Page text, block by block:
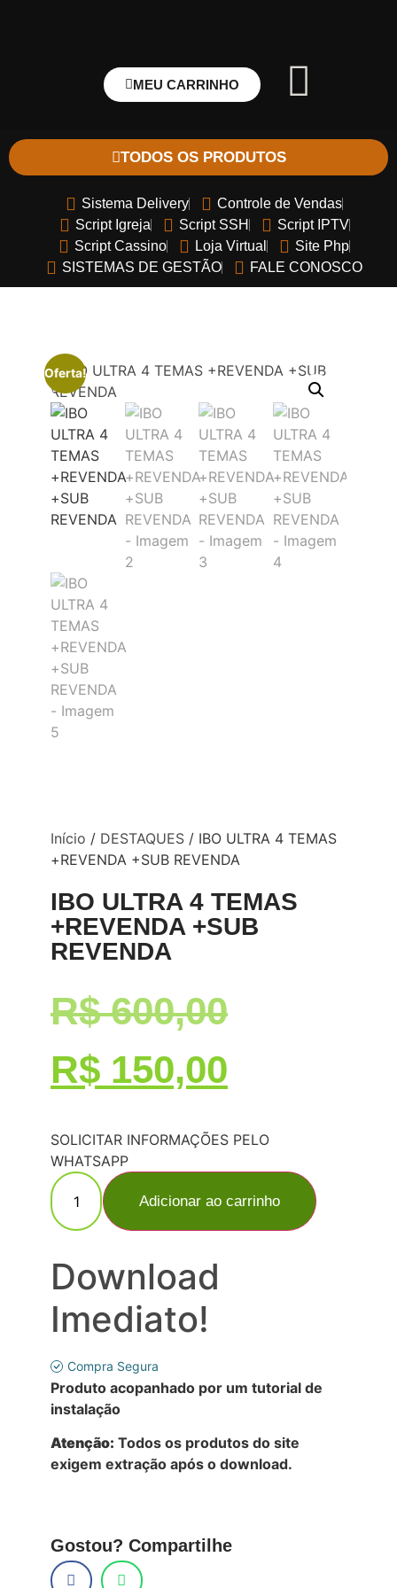
MEU CARRINHO
TODOS OS PRODUTOS
Sistema Delivery
Controle de Vendas
Script Igreja
Script SSH
Script IPTV
Script Cassino
Loja Virtual
Site Php
SISTEMAS DE GESTÃO
FALE CONOSCO
Oferta!
Início / DESTAQUES / IBO ULTRA 4 TEMAS
+REVENDA +SUB REVENDA
IBO ULTRA 4 TEMAS
+REVENDA +SUB
REVENDA
R$600,00
R$ 150,00
SOLICITAR INFORMAÇÕES PELO
WHATSAPP
Adicionar ao carrinho
Download
Imediato!
Compra Segura
Produto acopanhado por um tutorial de
instalação
Atenção: Todos os produtos do site
exigem extração após o download.
Gostou? Compartilhe